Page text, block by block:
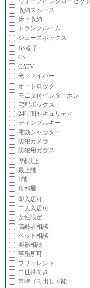
収納スペース
床下収納
トランクルーム
シューズボックス
BS端子
CS
CATV
光ファイバー
オートロック
モニタ付インターホン
宅配ボックス
24時間セキュリティ
ディンプルキー
電動シャッター
防犯カメラ
防犯用ガラス
2階以上
最上階
1階
角部屋
即入居可
二人入居可
女性限定
高齢者相談
ペット相談
楽器相談
事務所可
フリーレント
二世帯向き
常時ゴミ出し可能